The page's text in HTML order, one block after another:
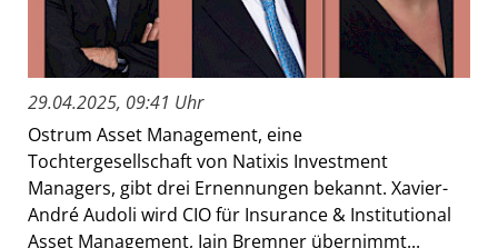
29.04.2025, 09:41 Uhr
Ostrum Asset Management, eine
Tochtergesellschaft von Natixis Investment
Managers, gibt drei Ernennungen bekannt. Xavier-
André Audoli wird CIO für Insurance & Institutional
Asset Management, Iain Bremner übernimmt...